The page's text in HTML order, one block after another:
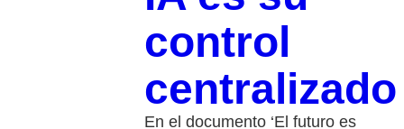
control
centralizado
En el documento ‘El futuro es